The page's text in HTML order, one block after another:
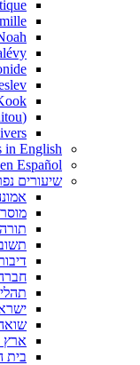
(Rav Askenazi (Manitou
in English
Español
שיעורים
ארץ
בית